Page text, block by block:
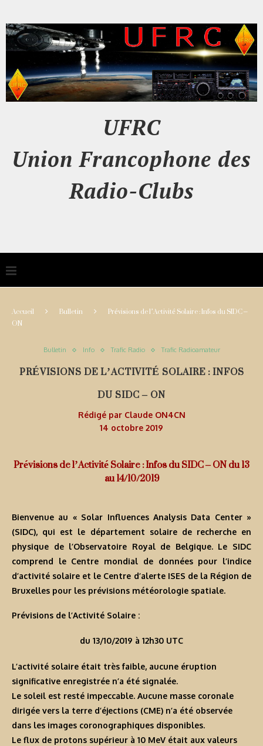
UFRC
Union Francophone des
Radio-Clubs
Accueil Bulletin Prévisions de l’Activité Solaire : Infos du SIDC –
ON
Bulletin Info Trafic Radio Trafic Radioamateur
PRÉVISIONS DE L’ACTIVITÉ SOLAIRE : INFOS
DU SIDC – ON
Rédigé par Claude ON4CN
14 octobre 2019
Prévisions de l’Activité Solaire : Infos du SIDC – ON du 13
au 14/10/2019
Bienvenue au « Solar Influences Analysis Data Center »
(SIDC), qui est le département solaire de recherche en
physique de l’Observatoire Royal de Belgique. Le SIDC
comprend le Centre mondial de données pour l’indice
d’activité solaire et le Centre d’alerte ISES de la Région de
Bruxelles pour les prévisions météorologie spatiale.
Prévisions de l’Activité Solaire :
du 13/10/2019 à 12h30 UTC
L’activité solaire était très faible, aucune éruption
significative enregistrée n’a été signalée.
Le soleil est resté impeccable. Aucune masse coronale
dirigée vers la terre d’éjections (CME) n’a été observée
dans les images coronographiques disponibles.
Le flux de protons supérieur à 10 MeV était aux valeurs